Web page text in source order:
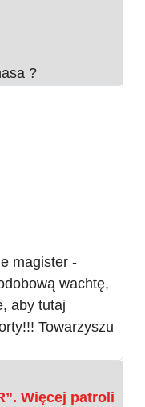
?
magister -
wachtę,
aby tutaj
Towarzyszu
Więcej patroli